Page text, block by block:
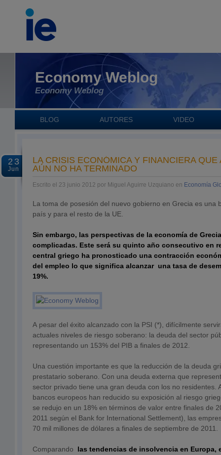
Economy Weblog
Economy Weblog
BLOG AUTORES VIDEO
23
Jun
LA CRISIS ECONÓMICA Y FINANCIERA QUE
AÚN NO HA TERMINADO
Escrito el 23 junio 2012 por Miguel Aguirre Uzquiano en Economía
La toma de posesión del nuevo gobierno en Grecia es una
país y para el resto de la UE.
Sin embargo, las perspectivas de la economía de
complicadas. Este será su quinto año consecutivo en
central griego ha pronosticado una contracción
del empleo lo que significa alcanzar una tasa de
19%.
A pesar del éxito alcanzado con la PSI (*), difícilmente
actuales niveles de riesgo soberano: la deuda del sector
representando un 153% del PIB a finales de 2012.
Una cuestión importante es que la reducción de la deuda
prestatario soberano. Con una deuda externa que
sector privado tiene una gran deuda con los no residentes.
bancos europeos han reducido su exposición al riesgo
se redujo en un 18% en términos de valor entre finales de
2011 según el Bank for International Settlement), las
70 mil millones de dólares a finales de septiembre de 2011.
Comparando
las tendencias de insolvencia en Europa,